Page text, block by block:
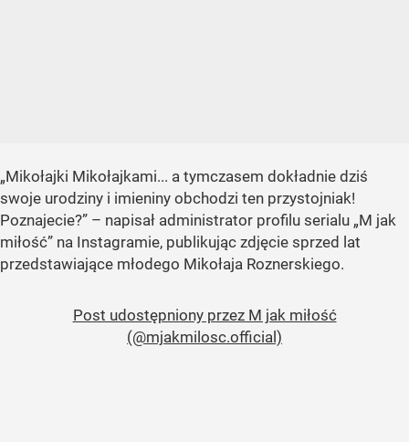
„Mikołajki Mikołajkami... a tymczasem dokładnie dziś
swoje urodziny i imieniny obchodzi ten przystojniak!
Poznajecie?” – napisał administrator profilu serialu „M jak
miłość” na Instagramie, publikując zdjęcie sprzed lat
przedstawiające młodego Mikołaja Roznerskiego.
Post udostępniony przez M jak miłość
(@mjakmilosc.official)